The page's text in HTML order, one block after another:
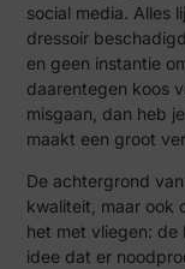
social media. Alles
dressoir
en geen instantie
daarentegen koos
misgaan, dan heb
maakt een groot
De achtergrond
kwaliteit, maar ook
het met vliegen: de
idee dat er